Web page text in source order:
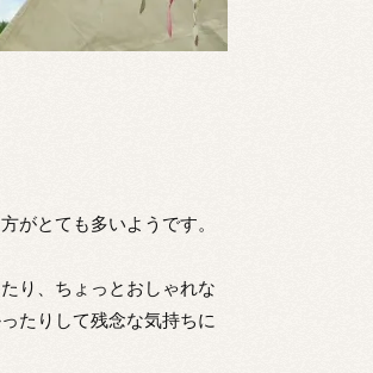
がとても多いようです。
り、ちょっとおしゃれな
たりして残念な気持ちに